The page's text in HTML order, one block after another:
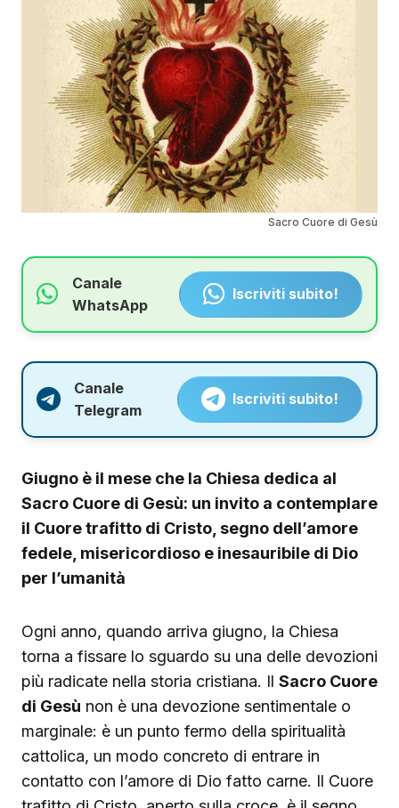
Sacro Cuore di Gesù
Canale
WhatsApp
Iscriviti subito!
Canale
Telegram
Iscriviti subito!
Giugno è il mese che la Chiesa dedica al
Sacro Cuore di Gesù: un invito a contemplare
il Cuore trafitto di Cristo, segno dell’amore
fedele, misericordioso e inesauribile di Dio
per l’umanità
Ogni anno, quando arriva giugno, la Chiesa
torna a fissare lo sguardo su una delle devozioni
più radicate nella storia cristiana. Il Sacro Cuore
di Gesù non è una devozione sentimentale o
marginale: è un punto fermo della spiritualità
cattolica, un modo concreto di entrare in
contatto con l’amore di Dio fatto carne. Il Cuore